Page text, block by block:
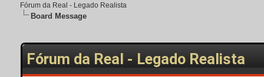
Fórum da Real - Legado Realista
Board Message
Fórum da Real - Legado Realista